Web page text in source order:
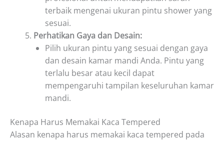
terbaik mengenai ukuran pintu shower yang
sesuai.
Perhatikan Gaya dan Desain:
Pilih ukuran pintu yang sesuai dengan gaya
dan desain kamar mandi Anda. Pintu yang
terlalu besar atau kecil dapat
mempengaruhi tampilan keseluruhan kamar
mandi.
Kenapa Harus Memakai Kaca Tempered
Alasan kenapa harus memakai kaca tempered pada